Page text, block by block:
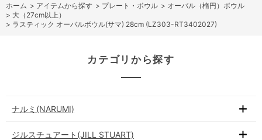
ホーム > アイテムから探す > プレート・ボウル > オーバル（楕円）ボウル
> 大（27cm以上）
> ラスティック オーバルボウル(サマ) 28cm (LZ303-RT3402027)
カテゴリから探す
ナルミ(NARUMI)
ジルスチュアート(JILL STUART)